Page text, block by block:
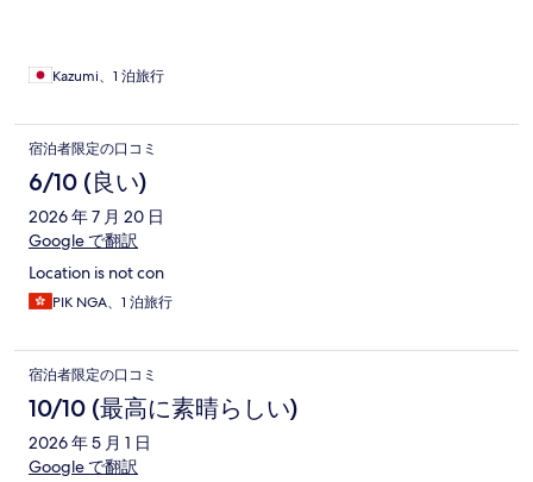
るためか時々使い勝手が悪い点もありました。 大浴場のシャワ
Kazumi、1 泊旅行
宿泊者限定の口コミ
6/10 (良い)
2026 年 7 月 20 日
Google で翻訳
Location is not con
PIK NGA、1 泊旅行
宿泊者限定の口コミ
10/10 (最高に素晴らしい)
2026 年 5 月 1 日
Google で翻訳